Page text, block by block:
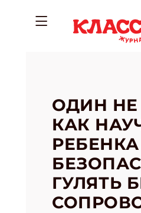
ОДИН
КАК
РЕБЕНКА
ГУЛЯТЬ